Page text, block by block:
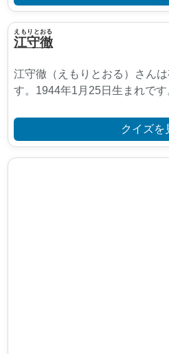
江守徹
えもりとおる
江守徹（えもりとおる）さん
す。1944年1月25日生まれです
クイズを